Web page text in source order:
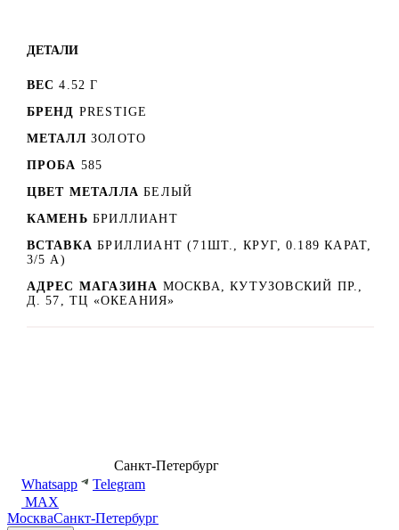
ДЕТАЛИ
ВЕС 4.52 Г
БРЕНД PRESTIGE
МЕТАЛЛ ЗОЛОТО
ПРОБА 585
ЦВЕТ МЕТАЛЛА БЕЛЫЙ
КАМЕНЬ БРИЛЛИАНТ
ВСТАВКА БРИЛЛИАНТ (71ШТ., КРУГ, 0.189 КАРАТ,
3/5 А)
АДРЕС МАГАЗИНА МОСКВА, КУТУЗОВСКИЙ ПР.,
Д. 57, ТЦ «ОКЕАНИЯ»
Санкт-Петербург
Whatsapp
Telegram
MAX
МоскваСанкт-Петербург